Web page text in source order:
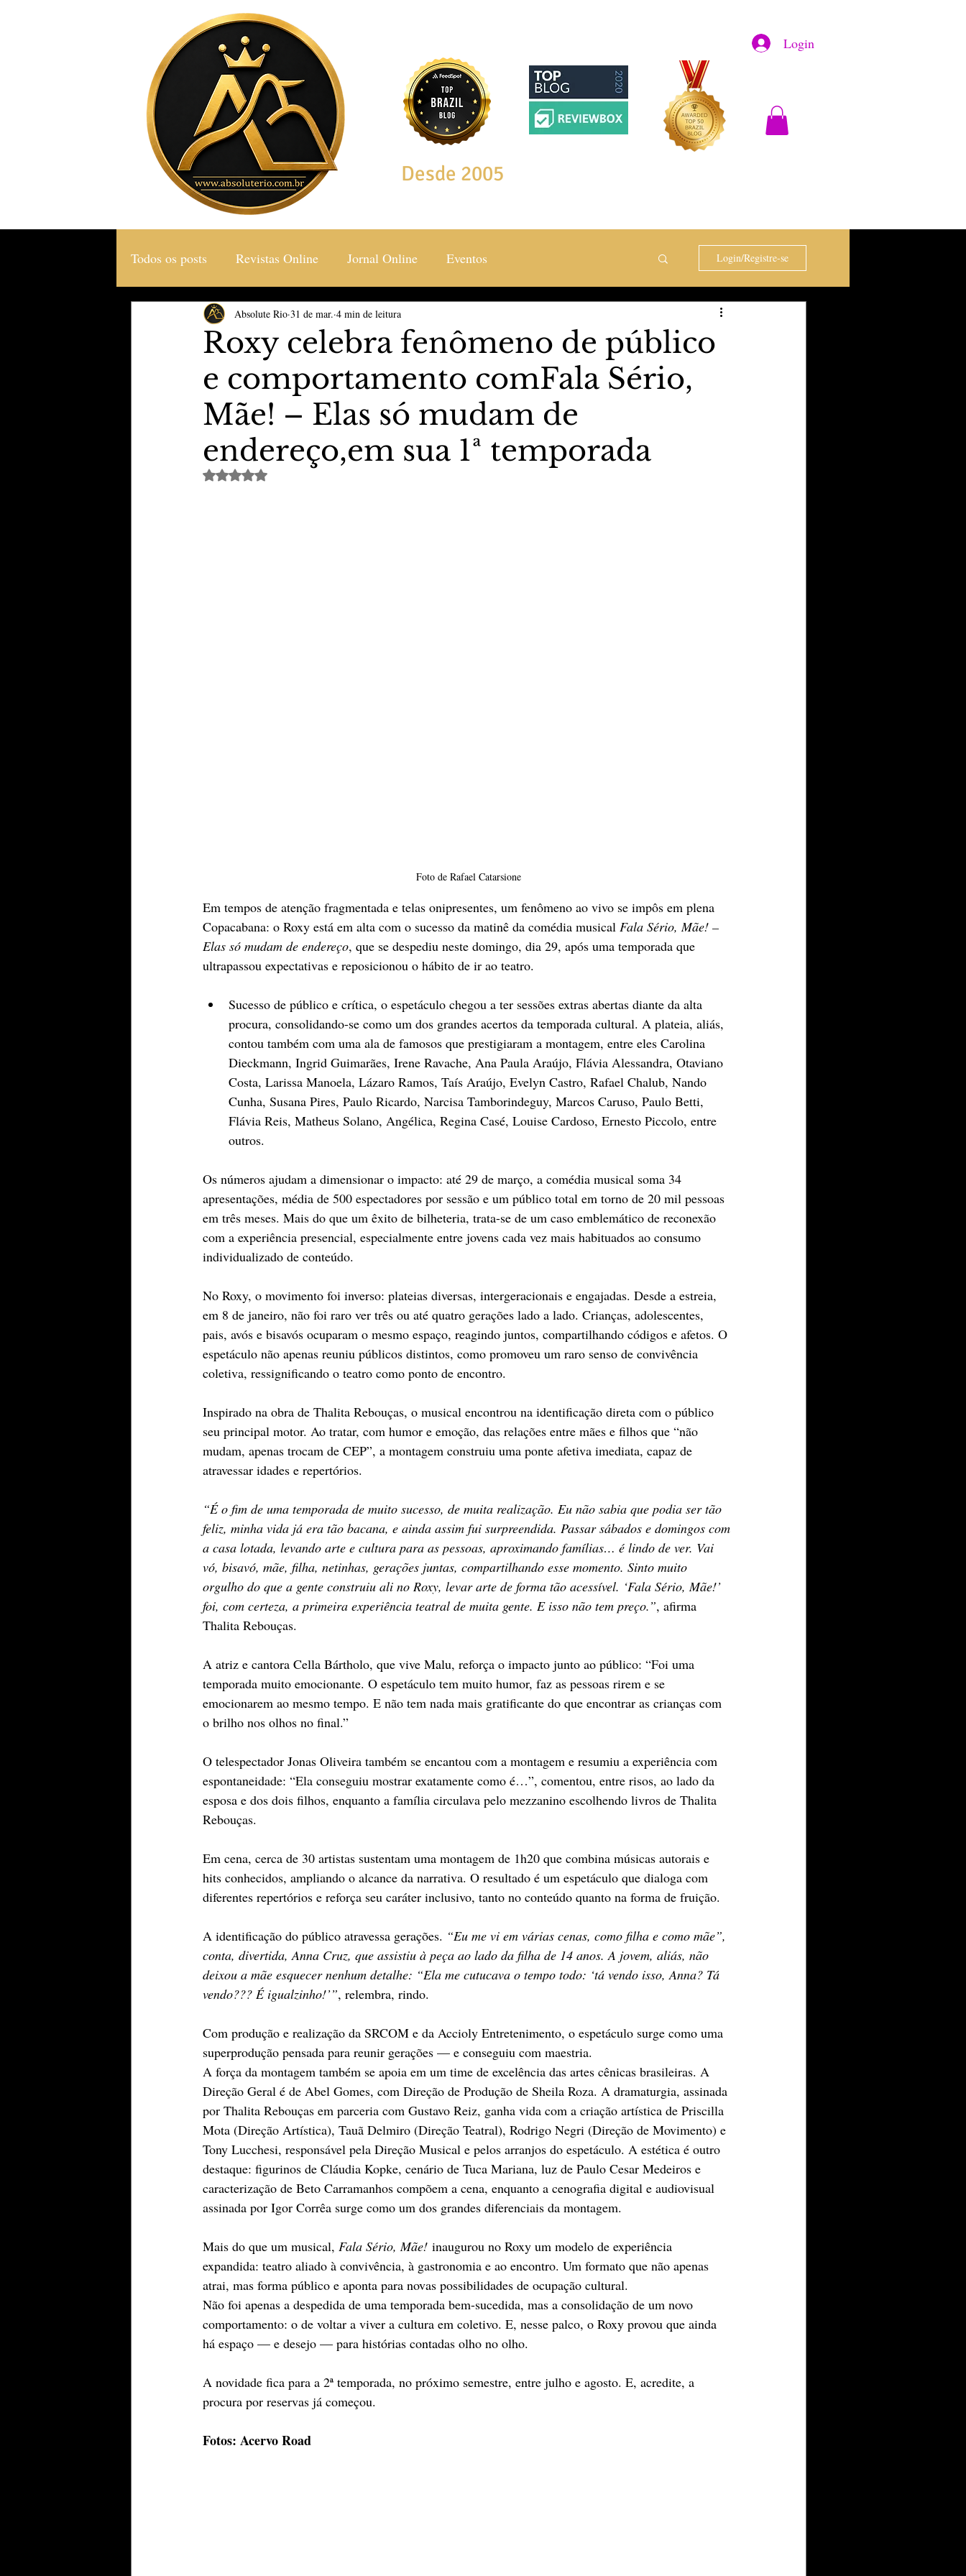
Login
Desde 2005
Todos os posts Revistas Online Jornal Online Eventos
Gastronomia & Turismo Social & Estilos
TheVipClubBusiness Revistas The Vip Club Business Marujo Carioca
Educação & Tecnologia Esporte & Lazer Carnaval São Paulo
Login/Registre-se
Roxy celebra fenômeno de público
e comportamento comFala Sério,
Mãe! – Elas só mudam de
endereço,em sua 1ª temporada
Absolute Rio 31 de mar. 4 min de leitura
Avaliado com NaN de 5 estrelas.
Foto de Rafael Catarsione
Em tempos de atenção fragmentada e telas onipresentes, um fenômeno ao vivo se impôs em plena
Copacabana: o Roxy está em alta com o sucesso da matinê da comédia musical Fala Sério, Mãe! –
Elas só mudam de endereço, que se despediu neste domingo, dia 29, após uma temporada que
ultrapassou expectativas e reposicionou o hábito de ir ao teatro.
Sucesso de público e crítica, o espetáculo chegou a ter sessões extras abertas diante da alta
procura, consolidando-se como um dos grandes acertos da temporada cultural. A plateia, aliás,
contou também com uma ala de famosos que prestigiaram a montagem, entre eles Carolina
Dieckmann, Ingrid Guimarães, Irene Ravache, Ana Paula Araújo, Flávia Alessandra, Otaviano
Costa, Larissa Manoela, Lázaro Ramos, Taís Araújo, Evelyn Castro, Rafael Chalub, Nando
Cunha, Susana Pires, Paulo Ricardo, Narcisa Tamborindeguy, Marcos Caruso, Paulo Betti,
Flávia Reis, Matheus Solano, Angélica, Regina Casé, Louise Cardoso, Ernesto Piccolo, entre
outros.
Os números ajudam a dimensionar o impacto: até 29 de março, a comédia musical soma 34
apresentações, média de 500 espectadores por sessão e um público total em torno de 20 mil pessoas
em três meses. Mais do que um êxito de bilheteria, trata-se de um caso emblemático de reconexão
com a experiência presencial, especialmente entre jovens cada vez mais habituados ao consumo
individualizado de conteúdo.
No Roxy, o movimento foi inverso: plateias diversas, intergeracionais e engajadas. Desde a estreia,
em 8 de janeiro, não foi raro ver três ou até quatro gerações lado a lado. Crianças, adolescentes,
pais, avós e bisavós ocuparam o mesmo espaço, reagindo juntos, compartilhando códigos e afetos. O
espetáculo não apenas reuniu públicos distintos, como promoveu um raro senso de convivência
coletiva, ressignificando o teatro como ponto de encontro.
Inspirado na obra de Thalita Rebouças, o musical encontrou na identificação direta com o público
seu principal motor. Ao tratar, com humor e emoção, das relações entre mães e filhos que “não
mudam, apenas trocam de CEP”, a montagem construiu uma ponte afetiva imediata, capaz de
atravessar idades e repertórios.
“É o fim de uma temporada de muito sucesso, de muita realização. Eu não sabia que podia ser tão
feliz, minha vida já era tão bacana, e ainda assim fui surpreendida. Passar sábados e domingos com
a casa lotada, levando arte e cultura para as pessoas, aproximando famílias… é lindo de ver. Vai
vó, bisavó, mãe, filha, netinhas, gerações juntas, compartilhando esse momento. Sinto muito
orgulho do que a gente construiu ali no Roxy, levar arte de forma tão acessível. ‘Fala Sério, Mãe!’
foi, com certeza, a primeira experiência teatral de muita gente. E isso não tem preço.”, afirma
Thalita Rebouças.
A atriz e cantora Cella Bártholo, que vive Malu, reforça o impacto junto ao público: “Foi uma
temporada muito emocionante. O espetáculo tem muito humor, faz as pessoas rirem e se
emocionarem ao mesmo tempo. E não tem nada mais gratificante do que encontrar as crianças com
o brilho nos olhos no final.”
O telespectador Jonas Oliveira também se encantou com a montagem e resumiu a experiência com
espontaneidade: “Ela conseguiu mostrar exatamente como é…”, comentou, entre risos, ao lado da
esposa e dos dois filhos, enquanto a família circulava pelo mezzanino escolhendo livros de Thalita
Rebouças.
Em cena, cerca de 30 artistas sustentam uma montagem de 1h20 que combina músicas autorais e
hits conhecidos, ampliando o alcance da narrativa. O resultado é um espetáculo que dialoga com
diferentes repertórios e reforça seu caráter inclusivo, tanto no conteúdo quanto na forma de fruição.
A identificação do público atravessa gerações. “Eu me vi em várias cenas, como filha e como mãe”,
conta, divertida, Anna Cruz, que assistiu à peça ao lado da filha de 14 anos. A jovem, aliás, não
deixou a mãe esquecer nenhum detalhe: “Ela me cutucava o tempo todo: ‘tá vendo isso, Anna? Tá
vendo??? É igualzinho!’”, relembra, rindo.
Com produção e realização da SRCOM e da Accioly Entretenimento, o espetáculo surge como uma
superprodução pensada para reunir gerações — e conseguiu com maestria.
A força da montagem também se apoia em um time de excelência das artes cênicas brasileiras. A
Direção Geral é de Abel Gomes, com Direção de Produção de Sheila Roza. A dramaturgia, assinada
por Thalita Rebouças em parceria com Gustavo Reiz, ganha vida com a criação artística de Priscilla
Mota (Direção Artística), Tauã Delmiro (Direção Teatral), Rodrigo Negri (Direção de Movimento) e
Tony Lucchesi, responsável pela Direção Musical e pelos arranjos do espetáculo. A estética é outro
destaque: figurinos de Cláudia Kopke, cenário de Tuca Mariana, luz de Paulo Cesar Medeiros e
caracterização de Beto Carramanhos compõem a cena, enquanto a cenografia digital e audiovisual
assinada por Igor Corrêa surge como um dos grandes diferenciais da montagem.
Mais do que um musical, Fala Sério, Mãe! inaugurou no Roxy um modelo de experiência
expandida: teatro aliado à convivência, à gastronomia e ao encontro. Um formato que não apenas
atrai, mas forma público e aponta para novas possibilidades de ocupação cultural.
Não foi apenas a despedida de uma temporada bem-sucedida, mas a consolidação de um novo
comportamento: o de voltar a viver a cultura em coletivo. E, nesse palco, o Roxy provou que ainda
há espaço — e desejo — para histórias contadas olho no olho.
A novidade fica para a 2ª temporada, no próximo semestre, entre julho e agosto. E, acredite, a
procura por reservas já começou.
Fotos: Acervo Road